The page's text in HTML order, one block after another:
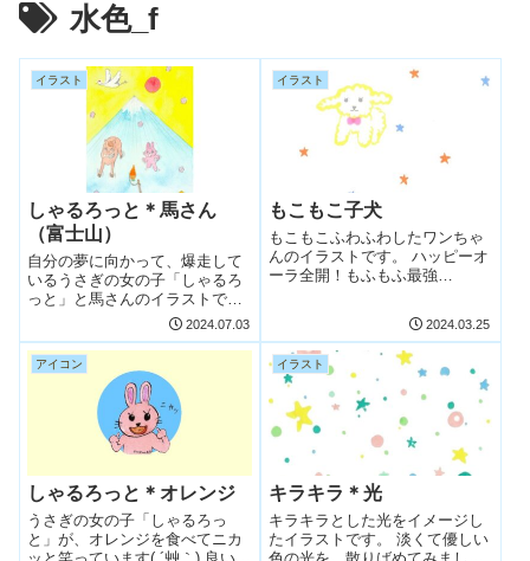
水色_f
イラスト
しゃるろっと＊馬さん
（富士山）
自分の夢に向かって、爆走して
いるうさぎの女の子「しゃるろ
っと」と馬さんのイラストで
す。 この子達の表情に注目です
（笑 バックは富士山！鶴さんも
飛んでいます。 こちらは、２０
１４年に年賀状用イラストとし
て描いた作品でした。午年に、
個人用の年賀...
2024.07.03
イラスト
もこもこ子犬
もこもこふわふわしたワンちゃ
んのイラストです。 ハッピーオ
ーラ全開！もふもふ最強
み、ご利用いただけるフリーイ
ラストです。 また、
Instagram、Facebook、Twitt...
2024.03.25
アイコン
しゃるろっと＊オレンジ
うさぎの女の子「しゃるろっ
と」が、オレンジを食べてニカ
イラスト
キラキラ＊光
キラキラとした光をイメージし
たイラストです。 淡くて優しい